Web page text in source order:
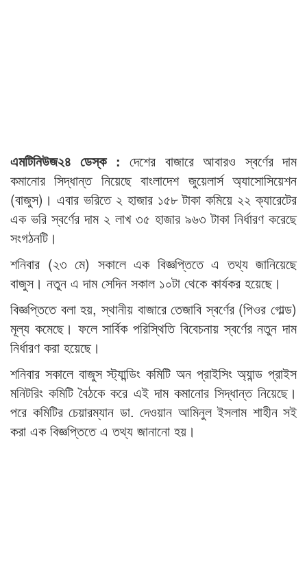
এমটিনিউজ২৪ ডেস্ক :দেশের বাজারে আবারও স্বর্ণের দাম
কমানোর সিদ্ধান্ত নিয়েছে বাংলাদেশ জুয়েলার্স অ্যাসোসিয়েশন
(বাজুস)। এবার ভরিতে ২ হাজার ১৫৮ টাকা কমিয়ে ২২ ক্যারেটের
এক ভরি স্বর্ণের দাম ২ লাখ ৩৫ হাজার ৯৬৩ টাকা নির্ধারণ করেছে
সংগঠনটি।
শনিবার (২৩ মে) সকালে এক বিজ্ঞপ্তিতে এ তথ্য জানিয়েছে
বাজুস। নতুন এ দাম সেদিন সকাল ১০টা থেকে কার্যকর হয়েছে।
বিজ্ঞপ্তিতে বলা হয়, স্থানীয় বাজারে তেজাবি স্বর্ণের (পিওর গোল্ড)
মূল্য কমেছে। ফলে সার্বিক পরিস্থিতি বিবেচনায় স্বর্ণের নতুন দাম
নির্ধারণ করা হয়েছে।
শনিবার সকালে বাজুস স্ট্যান্ডিং কমিটি অন প্রাইসিং অ্যান্ড প্রাইস
মনিটরিং কমিটি বৈঠকে করে এই দাম কমানোর সিদ্ধান্ত নিয়েছে।
পরে কমিটির চেয়ারম্যান ডা. দেওয়ান আমিনুল ইসলাম শাহীন সই
করা এক বিজ্ঞপ্তিতে এ তথ্য জানানো হয়।